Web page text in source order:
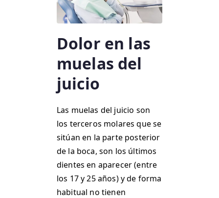
Dolor en las
muelas del
juicio
Las muelas del juicio son
los terceros molares que se
sitúan en la parte posterior
de la boca, son los últimos
dientes en aparecer (entre
los 17 y 25 años) y de forma
habitual no tienen